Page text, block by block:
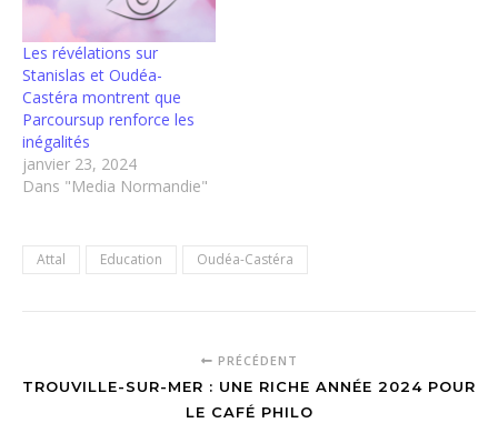
Les révélations sur
Stanislas et Oudéa-
Castéra montrent que
Parcoursup renforce les
inégalités
janvier 23, 2024
Dans "Media Normandie"
Attal Education Oudéa-Castéra
PRÉCÉDENT
TROUVILLE-SUR-MER : UNE RICHE ANNÉE 2024 POUR
LE CAFÉ PHILO